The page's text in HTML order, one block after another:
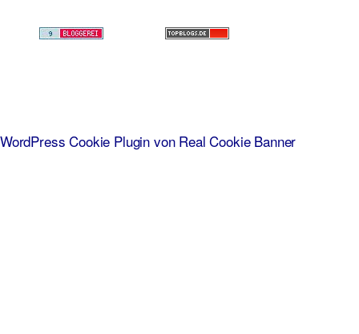
WordPress Cookie Plugin von Real Cookie Banner